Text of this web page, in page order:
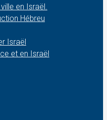
en Israël.
Hébreu
Israël
et en Israël